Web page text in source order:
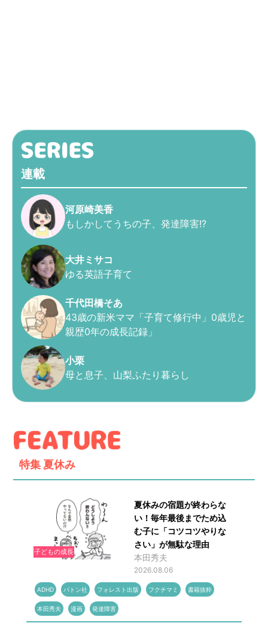
連載
河原崎美香
もしかしてうちの子、発達障害!?
大井ミサコ
ゆる英語子育て
千代田橋そあ
43歳の新米ママ「子育て修行中」0歳児と
親歴0年の成長記録」
小栗
母と息子、山梨ふたり暮らし
特集 夏休み
子どもの成長
夏休みの宿題が終わらな
い！毎年最後までため込
む子に「コツコツやりな
さい」が無駄な理由
本田秀夫
2026.08.06
ADHD バトン社 フォレスト出版 フクチマミ 書籍抜粋
本田秀夫 漫画 発達障害